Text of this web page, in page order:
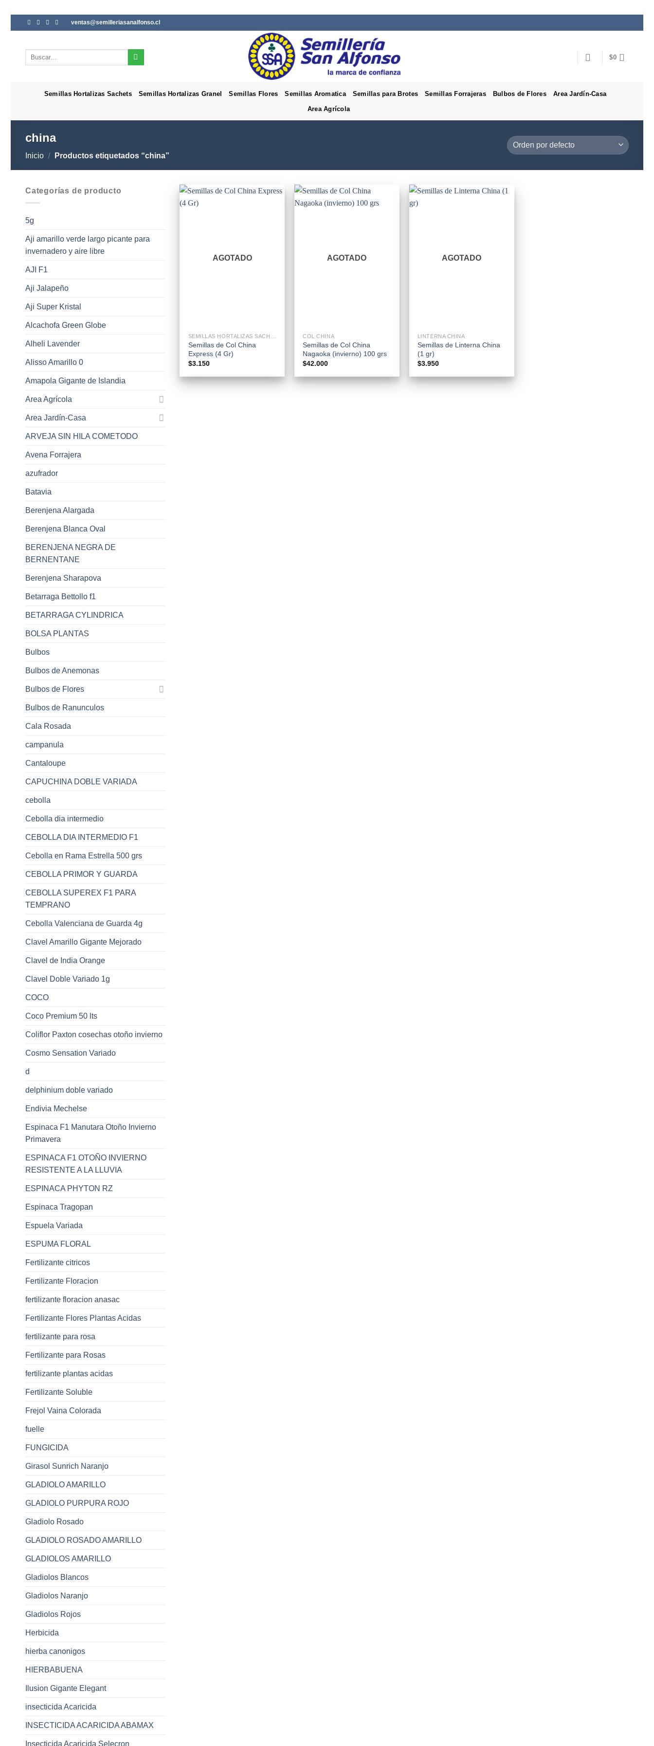
Saltar
al
ventas@semilleriasanalfonso.cl
Buscar
$0
Semillas Hortalizas Sachets Semillas Hortalizas Granel Semillas Flores Semillas Aromatica Semillas para Brotes Semillas Forrajeras Bulbos de Flores Area Jardín-Casa
Area Agrícola
china
Inicio / Productos etiquetados “china”
Categorías de producto
5g
Aji amarillo verde largo picante para
invernadero y aire libre
AJI F1
Aji Jalapeño
Aji Super Kristal
Alcachofa Green Globe
Alheli Lavender
Alisso Amarillo 0
Amapola Gigante de Islandia
Area Agrícola
Area Jardín-Casa
ARVEJA SIN HILA COMETODO
Avena Forrajera
azufrador
Batavia
Berenjena Alargada
Berenjena Blanca Oval
BERENJENA NEGRA DE
BERNENTANE
Berenjena Sharapova
Betarraga Bettollo f1
BETARRAGA CYLINDRICA
BOLSA PLANTAS
Bulbos
Bulbos de Anemonas
Bulbos de Flores
Bulbos de Ranunculos
Cala Rosada
campanula
Cantaloupe
CAPUCHINA DOBLE VARIADA
cebolla
Cebolla dia intermedio
CEBOLLA DIA INTERMEDIO F1
Cebolla en Rama Estrella 500 grs
CEBOLLA PRIMOR Y GUARDA
CEBOLLA SUPEREX F1 PARA
TEMPRANO
Cebolla Valenciana de Guarda 4g
Clavel Amarillo Gigante Mejorado
Clavel de India Orange
Clavel Doble Variado 1g
COCO
Coco Premium 50 lts
Coliflor Paxton cosechas otoño invierno
Cosmo Sensation Variado
d
delphinium doble variado
Endivia Mechelse
Espinaca F1 Manutara Otoño Invierno
Primavera
ESPINACA F1 OTOÑO INVIERNO
RESISTENTE A LA LLUVIA
ESPINACA PHYTON RZ
Espinaca Tragopan
Espuela Variada
ESPUMA FLORAL
Fertilizante citricos
Fertilizante Floracion
fertilizante floracion anasac
Fertilizante Flores Plantas Acidas
fertilizante para rosa
Fertilizante para Rosas
fertilizante plantas acidas
Fertilizante Soluble
Frejol Vaina Colorada
fuelle
FUNGICIDA
Girasol Sunrich Naranjo
GLADIOLO AMARILLO
GLADIOLO PURPURA ROJO
Gladiolo Rosado
GLADIOLO ROSADO AMARILLO
GLADIOLOS AMARILLO
Gladiolos Blancos
Gladiolos Naranjo
Gladiolos Rojos
Herbicida
hierba canonigos
HIERBABUENA
Ilusion Gigante Elegant
insecticida Acaricida
INSECTICIDA ACARICIDA ABAMAX
Insecticida Acaricida Selecron
AGOTADO
Semillas de Col China
Express (4 Gr)
$3.150
AGOTADO
COL CHINA
Semillas de Col China
Nagaoka (invierno) 100 grs
$42.000
AGOTADO
LINTERNA CHINA
Semillas de Linterna China
(1 gr)
$3.950